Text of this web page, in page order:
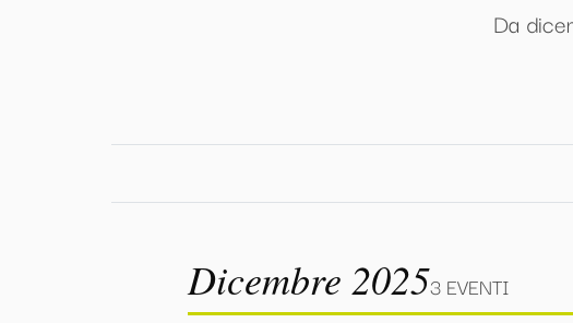
Da
Dicembre 20253 EVENTI